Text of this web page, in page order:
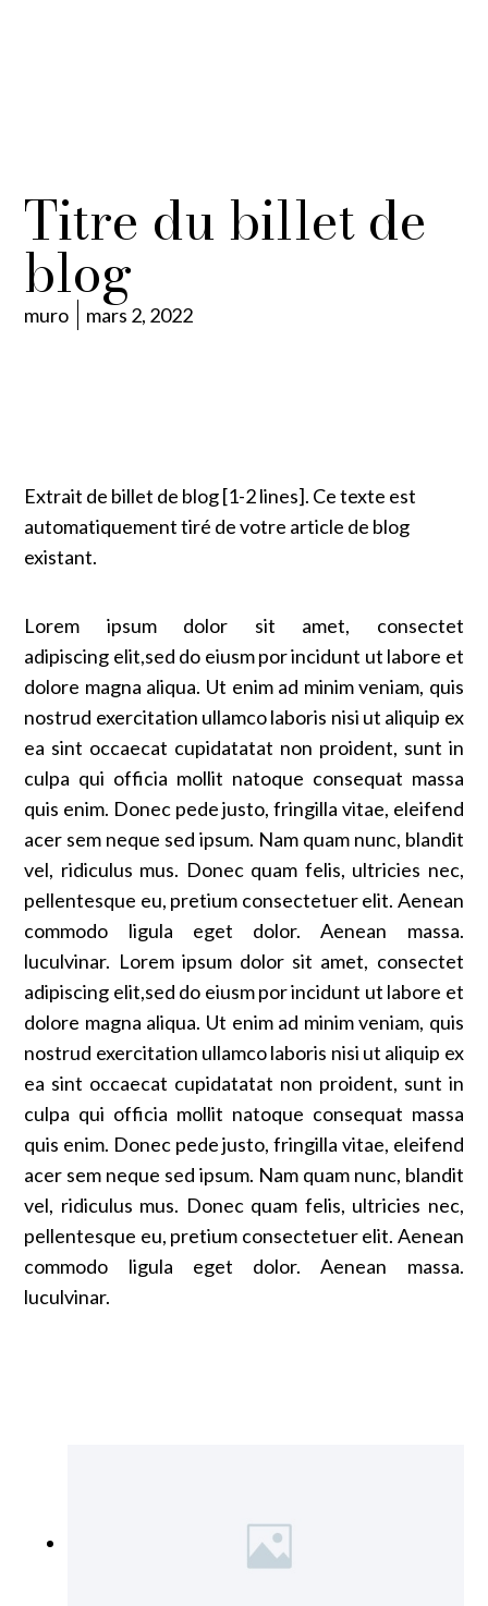
Titre du billet de
blog
muro mars 2, 2022
Extrait de billet de blog [1-2 lines]. Ce texte est
automatiquement tiré de votre article de blog
existant.
Lorem ipsum dolor sit amet, consectet
adipiscing elit,sed do eiusm por incidunt ut labore et
dolore magna aliqua. Ut enim ad minim veniam, quis
nostrud exercitation ullamco laboris nisi ut aliquip ex
ea sint occaecat cupidatatat non proident, sunt in
culpa qui officia mollit natoque consequat massa
quis enim. Donec pede justo, fringilla vitae, eleifend
acer sem neque sed ipsum. Nam quam nunc, blandit
vel, ridiculus mus. Donec quam felis, ultricies nec,
pellentesque eu, pretium consectetuer elit. Aenean
commodo ligula eget dolor. Aenean massa.
luculvinar. Lorem ipsum dolor sit amet, consectet
adipiscing elit,sed do eiusm por incidunt ut labore et
dolore magna aliqua. Ut enim ad minim veniam, quis
nostrud exercitation ullamco laboris nisi ut aliquip ex
ea sint occaecat cupidatatat non proident, sunt in
culpa qui officia mollit natoque consequat massa
quis enim. Donec pede justo, fringilla vitae, eleifend
acer sem neque sed ipsum. Nam quam nunc, blandit
vel, ridiculus mus. Donec quam felis, ultricies nec,
pellentesque eu, pretium consectetuer elit. Aenean
commodo ligula eget dolor. Aenean massa.
luculvinar.